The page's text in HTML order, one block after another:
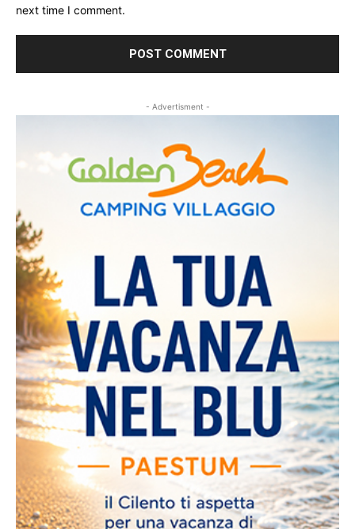
next time I comment.
- Advertisment -